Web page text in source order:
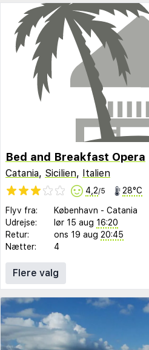
Bed and Breakfast Opera
Catania, Sicilien, Italien
4,2/5 28°C
Flyv fra: København - Catania
Udrejse:
lør 15 aug 16:20
Retur:
ons 19 aug 20:45
Nætter:
4
Flere valg